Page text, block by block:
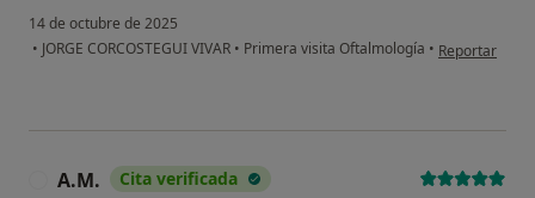
14 de octubre de 2025
• JORGE CORCOSTEGUI VIVAR • Primera visita Oftalmología • en opinión del
Reportar
A.M. Cita verificada